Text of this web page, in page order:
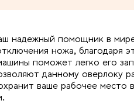
надежный помощник в
ножа, благодаря
поможет легко его
данному оверлоку
ваше рабочее место